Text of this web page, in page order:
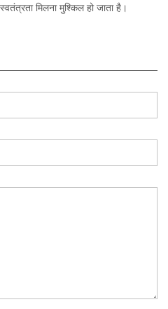
मिलना मुश्किल हो जाता है।